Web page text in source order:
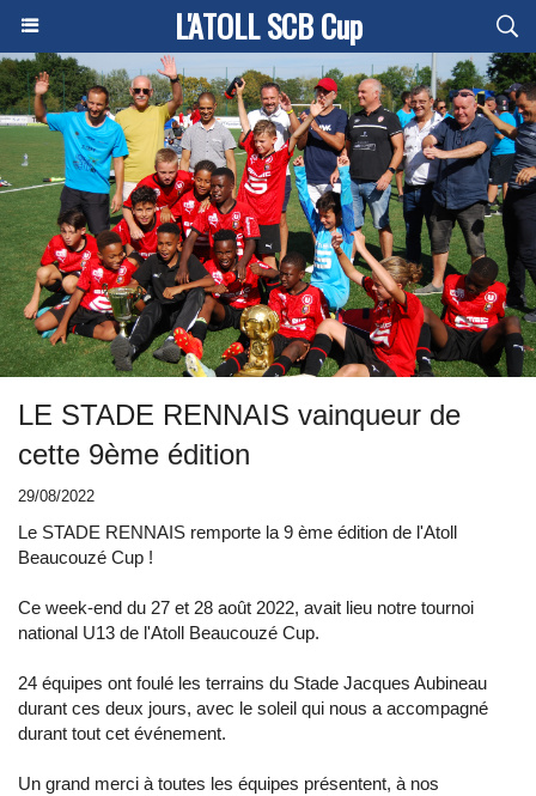
L'ATOLL SCB Cup
LE STADE RENNAIS vainqueur de
cette 9ème édition
29/08/2022
Le STADE RENNAIS remporte la 9 ème édition de l'Atoll
Beaucouzé Cup !
Ce week-end du 27 et 28 août 2022, avait lieu notre tournoi
national U13 de l'Atoll Beaucouzé Cup.
24 équipes ont foulé les terrains du Stade Jacques Aubineau
durant ces deux jours, avec le soleil qui nous a accompagné
durant tout cet événement.
Un grand merci à toutes les équipes présentent, à nos